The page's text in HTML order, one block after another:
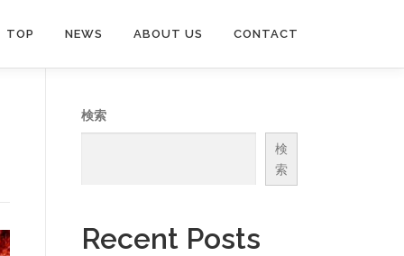
TOP NEWS ABOUT US CONTACT
検索
検
索
Recent Posts